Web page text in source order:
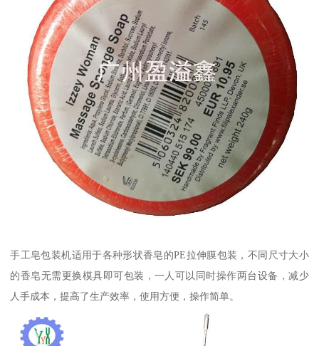
手工皂包装机适用于各种形状香皂的PE拉伸膜包装，不同尺寸大小
的香皂无需更换模具即可包装，一人可以同时操作两台设备，减少
人手成本，提高了生产效率，使用方便，操作简单。